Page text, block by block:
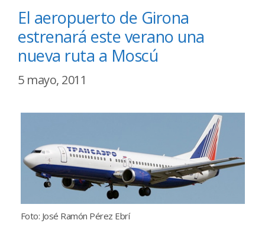
El aeropuerto de Girona
estrenará este verano una
nueva ruta a Moscú
5 mayo, 2011
Foto: José Ramón Pérez Ebrí